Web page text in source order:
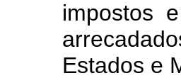
impostos
Estados e